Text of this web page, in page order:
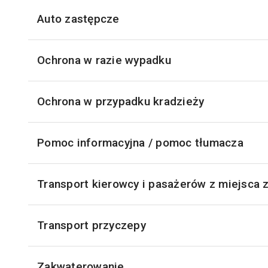
Auto zastępcze
Ochrona w razie wypadku
Ochrona w przypadku kradzieży
Pomoc informacyjna / pomoc tłumacza
Transport kierowcy i pasażerów z miejsca
Transport przyczepy